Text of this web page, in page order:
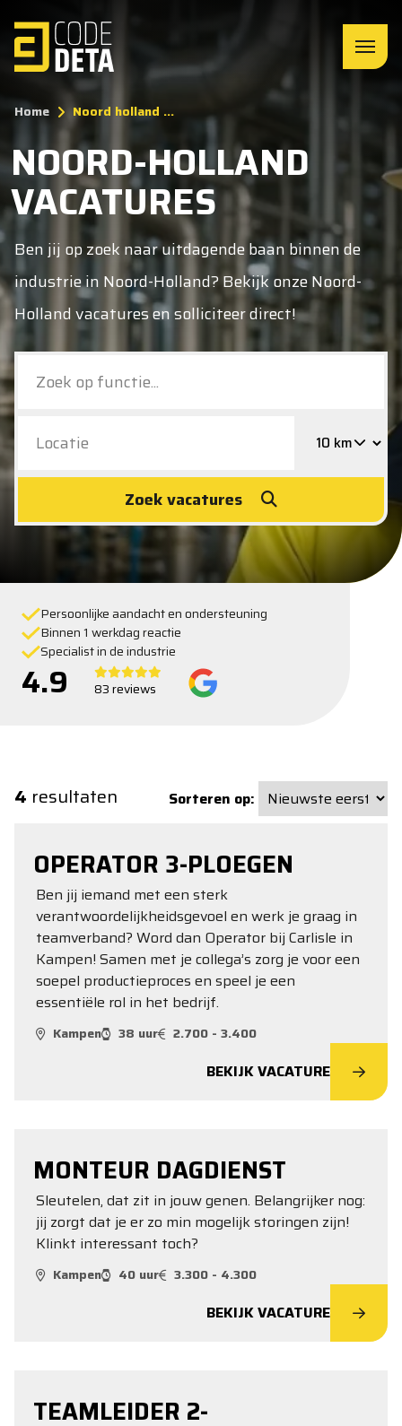
Home Noord holland ...
NOORD-HOLLAND
VACATURES
Ben jij op zoek naar uitdagende baan binnen de
industrie in Noord-Holland? Bekijk onze Noord-
Holland vacatures en solliciteer direct!
Zoek vacatures
Persoonlijke aandacht en ondersteuning
Binnen 1 werkdag reactie
Specialist in de industrie
4.9 83 reviews
4 resultaten Sorteren op:
OPERATOR 3-PLOEGEN
Ben jij iemand met een sterk
verantwoordelijkheidsgevoel en werk je graag in
teamverband? Word dan Operator bij Carlisle in
Kampen! Samen met je collega’s zorg je voor een
soepel productieproces en speel je een
essentiële rol in het bedrijf.
Kampen 38 uur 2.700 - 3.400
BEKIJK VACATURE
MONTEUR DAGDIENST
Sleutelen, dat zit in jouw genen. Belangrijker nog:
jij zorgt dat je er zo min mogelijk storingen zijn!
Klinkt interessant toch?
Kampen 40 uur 3.300 - 4.300
BEKIJK VACATURE
TEAMLEIDER 2-